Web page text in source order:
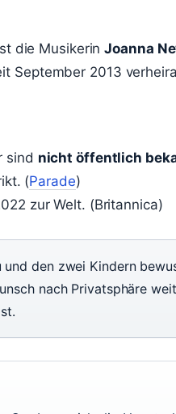
die MusikerinJoanna
September 2013
sind nicht öffentlich
(Parade)
zur Welt. (Britannica)
den zwei Kindern
nach Privatsphäre